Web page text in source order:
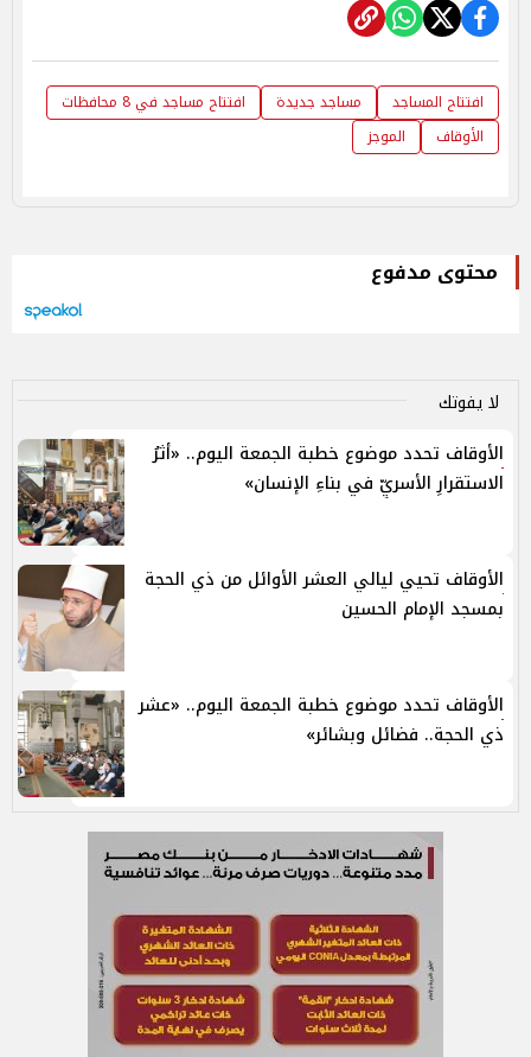
افتتاح المساجد مساجد جديدة
افتتاح مساجد في 8 محافظات
الأوقاف
الموجز
محتوى مدفوع
لا يفوتك
الأوقاف تحدد موضوع خطبة الجمعة اليوم.. «أثرُ
الاستقرارِ الأسريِّ في بناءِ الإنسان»
الأوقاف تحيي ليالي العشر الأوائل من ذي الحجة
بمسجد الإمام الحسين
الأوقاف تحدد موضوع خطبة الجمعة اليوم.. «عشر
ذي الحجة.. فضائل وبشائر»